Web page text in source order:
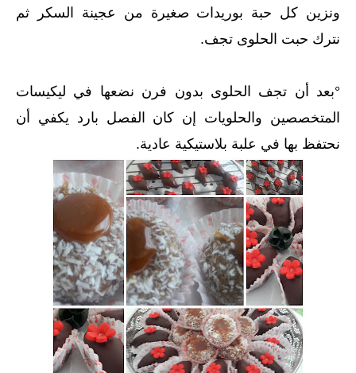
ونزين كل حبة بوريدات صغيرة من عجينة السكر ثم
نترك حبت الحلوى تجف.
°بعد أن تجف الحلوى بدون فرن نضعها في ليكيسات
المتخصصين والحلويات إن كان الفصل بارد يكفي أن
نحتفظ بها في علبة بلاستيكية عادية.